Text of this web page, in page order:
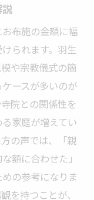
布施の金額に幅
られます。羽生
や宗教儀式の簡
ースが多いのが
院との関係性を
家庭が増えてい
の声では、「親
額に合わせた」
の参考になりま
を持つことが、